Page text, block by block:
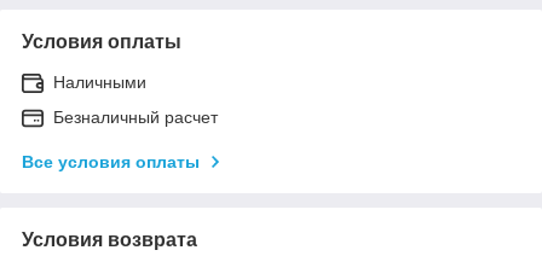
Условия оплаты
Наличными
Безналичный расчет
Все условия оплаты
Условия возврата